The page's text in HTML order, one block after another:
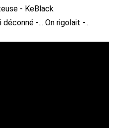
- KeBlack
déconné -... On rigolait -...